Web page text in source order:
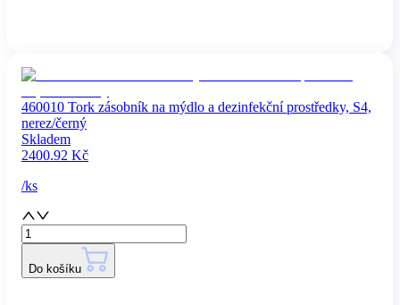
460010 Tork zásobník na mýdlo a dezinfekční prostředky, S4,
nerez/černý
Skladem
2400.92 Kč
/ks
Do košíku